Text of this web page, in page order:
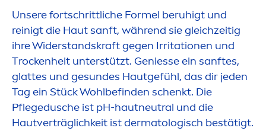
Unsere fortschrittliche Formel beruhigt und
reinigt die Haut sanft, während sie gleichzeitig
ihre Widerstandskraft gegen Irritationen und
Trockenheit unterstützt. Geniesse ein sanftes,
glattes und gesundes Hautgefühl, das dir jeden
Tag ein Stück Wohlbefinden schenkt. Die
Pflegedusche ist pH-hautneutral und die
Hautverträglichkeit ist dermatologisch bestätigt.